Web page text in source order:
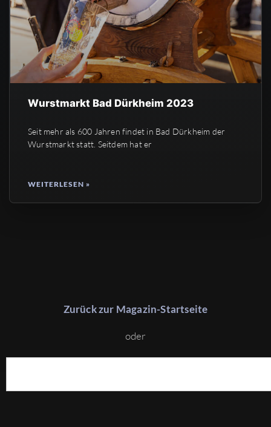
Wurstmarkt Bad Dürkheim 2023
Seit mehr als 600 Jahren findet in Bad Dürkheim der
Wurstmarkt statt. Seitdem hat er
WEITERLESEN »
Zurück zur Magazin-Startseite
oder